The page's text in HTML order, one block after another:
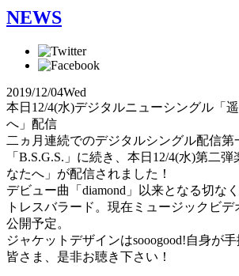
NEWS
2019/12/04Wed
本日12/4(水)デジタルニューシングル「
へ」配信
二ヵ月連続でのデジタルシングル配信第
「B.S.G.S.」に続き、本日12/4(水)第二
なたへ」が配信されました！
デビュー曲「diamond」以来となる切な
トレスバラード。現在ミュージックビデ
公開予定。
ジャケットデザインはsooogood!自身が手
皆さま、是非お聴き下さい！